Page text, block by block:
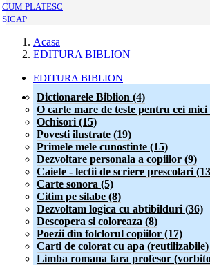
CUM PLATESC
SICAP
Acasa
EDITURA BIBLION
EDITURA BIBLION
Dictionarele Biblion (4)
O carte mare de teste pentru cei mici
Ochisori (15)
Povesti ilustrate (19)
Primele mele cunostinte (15)
Dezvoltare personala a copiilor (9)
Caiete - lectii de scriere prescolari
Carte sonora (5)
Citim pe silabe (8)
Dezvoltam logica cu abtibilduri (36)
Descopera si coloreaza (8)
Poezii din folclorul copiilor (17)
Carti de colorat cu apa (reutilizabile)
Limba romana fara profesor